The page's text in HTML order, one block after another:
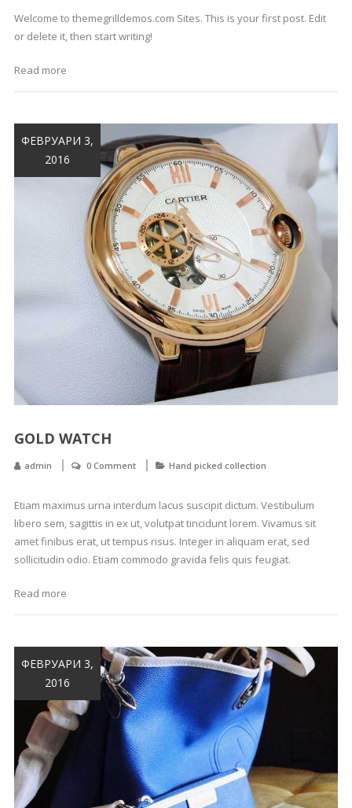
Welcome to themegrilldemos.com Sites. This is your first post. Edit
or delete it, then start writing!
Read more
ФЕВРУАРИ 3,
2016
GOLD WATCH
admin 0 Comment Hand picked collection
Etiam maximus urna interdum lacus suscipit dictum. Vestibulum
libero sem, sagittis in ex ut, volutpat tincidunt lorem. Vivamus sit
amet finibus erat, ut tempus risus. Integer in aliquam erat, sed
sollicitudin odio. Etiam commodo gravida felis quis feugiat.
Read more
ФЕВРУАРИ 3,
2016